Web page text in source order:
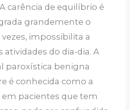
carência de equilíbrio é
grandemente o
impossibilita a
atividades do dia-dia. A
paroxística benigna
é conhecida como a
pacientes que tem